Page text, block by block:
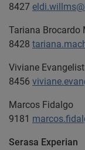
8427
Tariana
8428
Viviane
8456
Marcos
9181
Serasa Experian